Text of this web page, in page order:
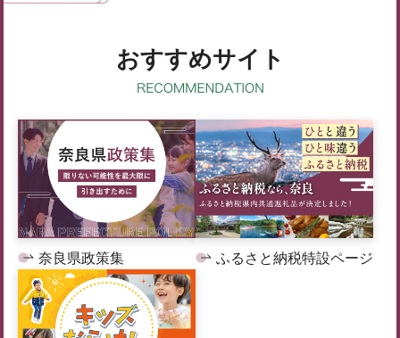
おすすめサイト
奈良県政策集 ふるさと納税特設ページ